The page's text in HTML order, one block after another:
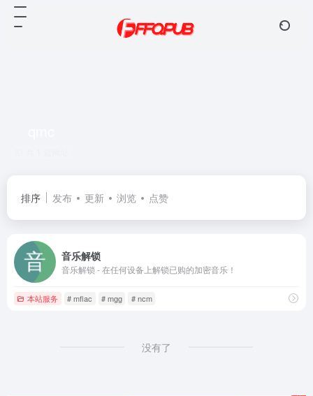
排序 发布 更新 浏览 点赞
音乐解锁
音乐解锁 - 在任何设备上解锁已购的加密音乐！
本站服务 # mflac # mgg # ncm
没有了